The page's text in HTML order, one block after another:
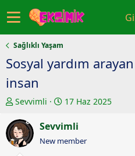
Sağlıklı Yaşam
Sosyal yardım
insan
K
n
u
y
Sevvimli
B
ş
l
17 Haz 2025
Sevvimli
New member